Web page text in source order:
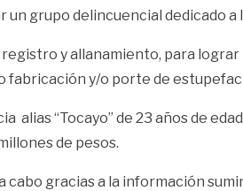
un grupo delincuencial dedicado
y allanamiento, para
y/o porte de
“Tocayo” de 23 años de
de pesos.
gracias a la información